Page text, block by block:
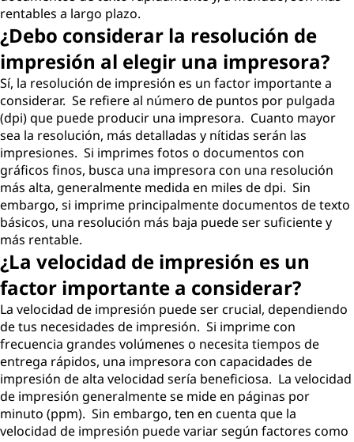
rentables a largo plazo.
¿Debo considerar la resolución de
impresión al elegir una impresora?
Sí, la resolución de impresión es un factor importante a
considerar. Se refiere al número de puntos por pulgada
(dpi) que puede producir una impresora. Cuanto mayor
sea la resolución, más detalladas y nítidas serán las
impresiones. Si imprimes fotos o documentos con
gráficos finos, busca una impresora con una resolución
más alta, generalmente medida en miles de dpi. Sin
embargo, si imprime principalmente documentos de texto
básicos, una resolución más baja puede ser suficiente y
más rentable.
¿La velocidad de impresión es un
factor importante a considerar?
La velocidad de impresión puede ser crucial, dependiendo
de tus necesidades de impresión. Si imprime con
frecuencia grandes volúmenes o necesita tiempos de
entrega rápidos, una impresora con capacidades de
impresión de alta velocidad sería beneficiosa. La velocidad
de impresión generalmente se mide en páginas por
minuto (ppm). Sin embargo, ten en cuenta que la
velocidad de impresión puede variar según factores como